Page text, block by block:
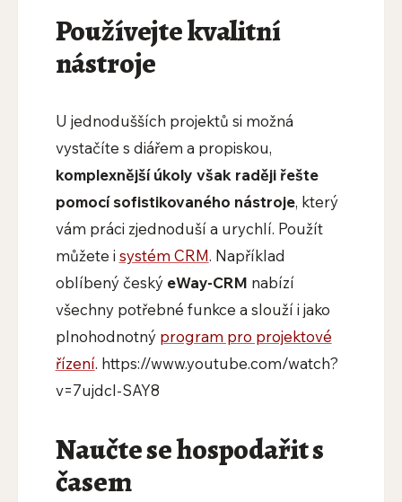
Používejte kvalitní
nástroje
U jednodušších projektů si možná
vystačíte s diářem a propiskou,
komplexnější úkoly však raději řešte
pomocí sofistikovaného nástroje, který
vám práci zjednoduší a urychlí. Použít
můžete i systém CRM. Například
oblíbený český eWay-CRM nabízí
všechny potřebné funkce a slouží i jako
plnohodnotný program pro projektové
řízení. https://www.youtube.com/watch?
v=7ujdcl-SAY8
Naučte se hospodařit s
časem